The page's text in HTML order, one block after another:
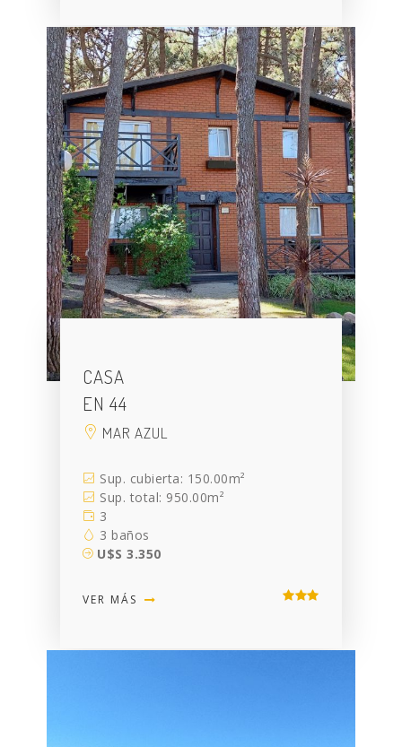
CASA
EN 44
MAR AZUL
Sup. cubierta: 150.00m²
Sup. total: 950.00m²
3
3 baños
U$S 3.350
VER MÁS